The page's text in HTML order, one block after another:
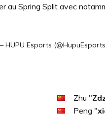
au Spring Split avec
HUPU Esports
Zhu "
Peng "